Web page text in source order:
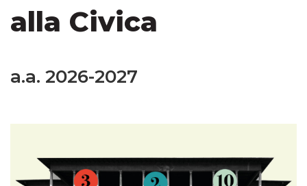
alla Civica
a.a. 2026-2027